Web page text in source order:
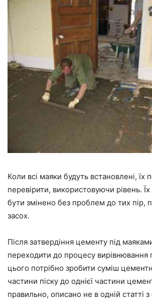
Коли всі маяки будуть встановлені, їх
перевірити, використовуючи рівень.
бути змінено без проблем до тих пір,
засох.
Після затвердіння цементу під
переходити до процесу вирівнювання
цього потрібно зробити суміш
частини піску до однієї частини
правильно, описано не в одній статті з